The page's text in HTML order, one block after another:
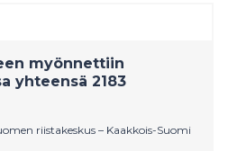
myönnettiin
yhteensä 2183
riistakeskus – Kaakkois-Suomi